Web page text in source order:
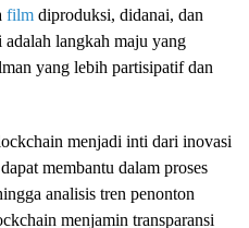
film diproduksi, didanai, dan
langkah maju yang
yang lebih partisipatif dan
menjadi inti dari inovasi
membantu dalam proses
analisis tren penonton
menjamin transparansi